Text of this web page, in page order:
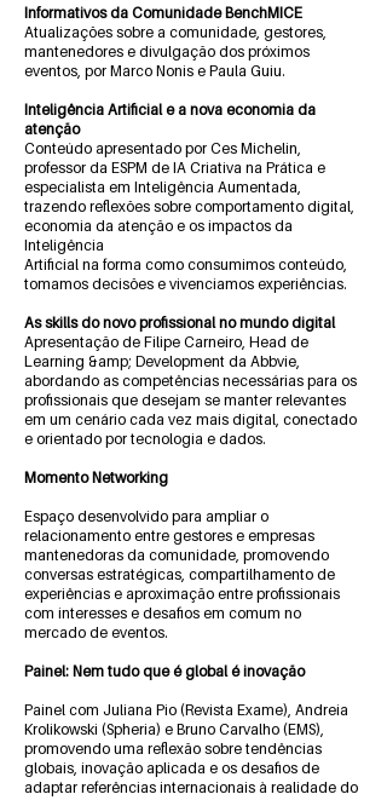
Informativos da Comunidade BenchMICE
Atualizações sobre a comunidade, gestores,
mantenedores e divulgação dos próximos
eventos, por Marco Nonis e Paula Guiu.
Inteligência Artificial e a nova economia da
atenção
Conteúdo apresentado por Ces Michelin,
professor da ESPM de IA Criativa na Prática e
especialista em Inteligência Aumentada,
trazendo reflexões sobre comportamento digital,
economia da atenção e os impactos da
Inteligência
Artificial na forma como consumimos conteúdo,
tomamos decisões e vivenciamos experiências.
As skills do novo profissional no mundo digital
Apresentação de Filipe Carneiro, Head de
Learning &amp; Development da Abbvie,
abordando as competências necessárias para os
profissionais que desejam se manter relevantes
em um cenário cada vez mais digital, conectado
e orientado por tecnologia e dados.
Momento Networking
Espaço desenvolvido para ampliar o
relacionamento entre gestores e empresas
mantenedoras da comunidade, promovendo
conversas estratégicas, compartilhamento de
experiências e aproximação entre profissionais
com interesses e desafios em comum no
mercado de eventos.
Painel: Nem tudo que é global é inovação
Painel com Juliana Pio (Revista Exame), Andreia
Krolikowski (Spheria) e Bruno Carvalho (EMS),
promovendo uma reflexão sobre tendências
globais, inovação aplicada e os desafios de
adaptar referências internacionais à realidade do